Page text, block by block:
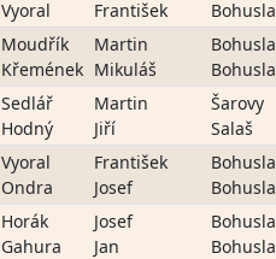
Vyoral
František
Moudřík
Křemének
Martin
Mikuláš
Sedlář
Hodný
Martin
Jiří
Šarovy
Salaš
Vyoral
Ondra
František
Josef
Horák
Gahura
Josef
Jan